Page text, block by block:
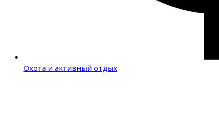
Охота и активный отдых